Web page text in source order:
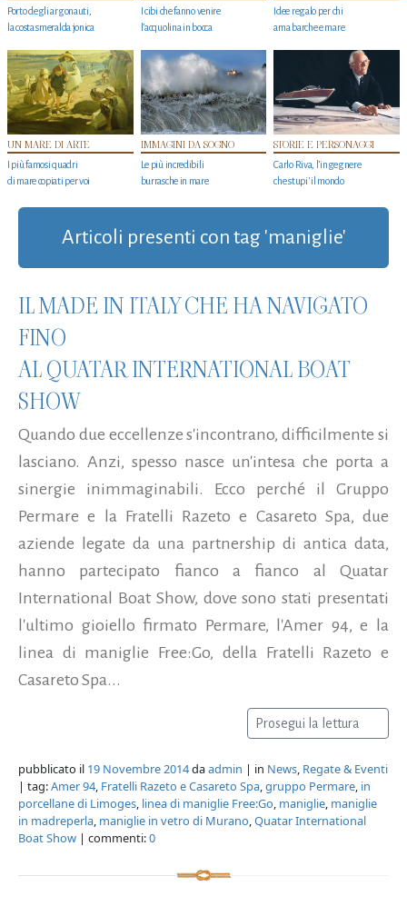
Porto degli argonauti,
la costa smeralda jonica
I cibi che fanno venire
l’acquolina in bocca
Idee regalo per chi
ama barche e mare
UN MARE DI ARTE
I più famosi quadri
di mare copiati per voi
IMMAGINI DA SOGNO
Le più incredibili
burrasche in mare
STORIE E PERSONAGGI
Carlo Riva, l’ingegnere
che stupi' il mondo
Articoli presenti con tag 'maniglie'
IL MADE IN ITALY CHE HA NAVIGATO
FINO
AL QUATAR INTERNATIONAL BOAT
SHOW
Quando due eccellenze s'incontrano, difficilmente si
lasciano. Anzi, spesso nasce un'intesa che porta a
sinergie inimmaginabili. Ecco perché il Gruppo
Permare e la Fratelli Razeto e Casareto Spa, due
aziende legate da una partnership di antica data,
hanno partecipato fianco a fianco al Quatar
International Boat Show, dove sono stati presentati
l'ultimo gioiello firmato Permare, l'Amer 94, e la
linea di maniglie Free:Go, della Fratelli Razeto e
Casareto Spa...
Prosegui la lettura
pubblicato il 19 Novembre 2014daadmin | in News, Regate & Eventi
| tag:Amer 94, Fratelli Razeto e Casareto Spa,gruppo Permare, in
porcellane di Limoges, linea di maniglie Free:Go, maniglie, maniglie
in madreperla, maniglie in vetro di Murano,Quatar International
Boat Show | commenti:0